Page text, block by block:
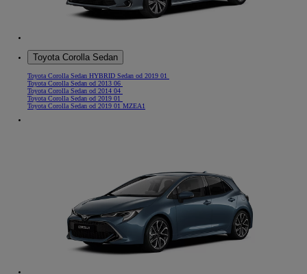
Toyota Corolla Sedan
Toyota Corolla Sedan HYBRID Sedan od 2019 01
Toyota Corolla Sedan od 2013 06
Toyota Corolla Sedan od 2014 04
Toyota Corolla Sedan od 2019 01
Toyota Corolla Sedan od 2019 01 MZEA1